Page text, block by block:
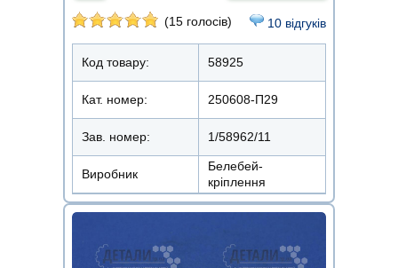
(15 голосів) 10 відгуків
Код товару: 58925
Кат. номер: 250608-П29
Зав. номер: 1/58962/11
Виробник
Белебей-
кріплення